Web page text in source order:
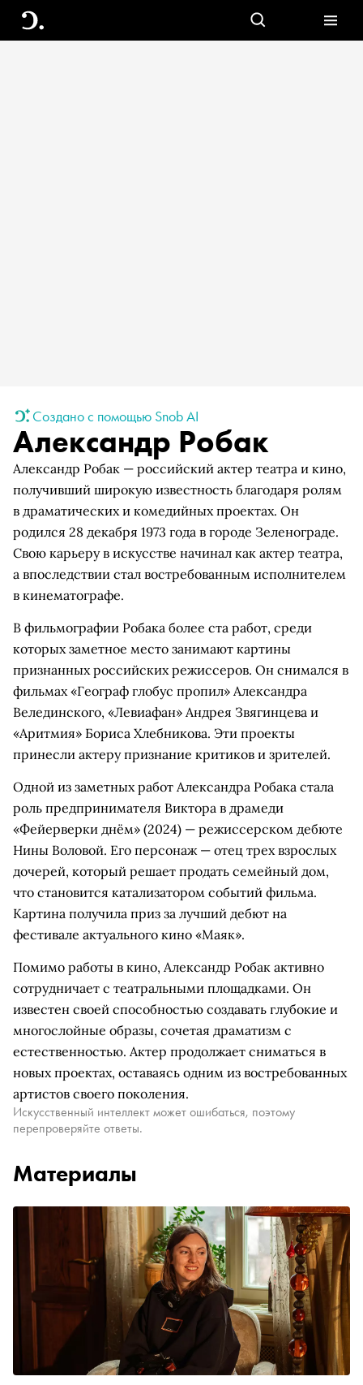
Создано с помощью Snob AI
Александр Робак
Александр Робак — российский актер театра и кино,
получивший широкую известность благодаря ролям
в драматических и комедийных проектах. Он
родился 28 декабря 1973 года в городе Зеленограде.
Свою карьеру в искусстве начинал как актер театра,
а впоследствии стал востребованным исполнителем
в кинематографе.
В фильмографии Робака более ста работ, среди
которых заметное место занимают картины
признанных российских режиссеров. Он снимался в
фильмах «Географ глобус пропил» Александра
Велединского, «Левиафан» Андрея Звягинцева и
«Аритмия» Бориса Хлебникова. Эти проекты
принесли актеру признание критиков и зрителей.
Одной из заметных работ Александра Робака стала
роль предпринимателя Виктора в драмеди
«Фейерверки днём» (2024) — режиссерском дебюте
Нины Воловой. Его персонаж — отец трех взрослых
дочерей, который решает продать семейный дом,
что становится катализатором событий фильма.
Картина получила приз за лучший дебют на
фестивале актуального кино «Маяк».
Помимо работы в кино, Александр Робак активно
сотрудничает с театральными площадками. Он
известен своей способностью создавать глубокие и
многослойные образы, сочетая драматизм с
естественностью. Актер продолжает сниматься в
новых проектах, оставаясь одним из востребованных
артистов своего поколения.
Искусственный интеллект может ошибаться, поэтому
перепроверяйте ответы.
Материалы